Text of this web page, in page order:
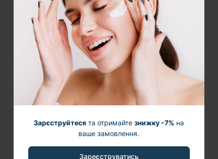
Зарєструйтеся та отримайтезнижку -7% на
ваше замовлення.
Зареєструватись
глибоке та тривале зволоження, покращує
еластичність шкіри та запобігає втраті вологи.
Сорбітол (Sorbitol)– ефективний зволожувач,
який допомагає утримувати воду в шкірі та
підтримує її м’якість.
Екстракт плодів гарденії (Gardenia Florida Fruit
Extract)
– антиоксидантний компонент, що
впливу навколишнього середовища та підтримує
її здоровий вигляд.
Мультипептидний комплекс